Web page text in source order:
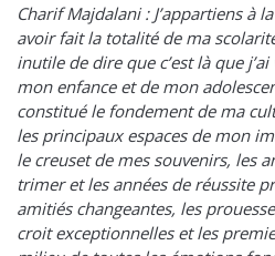
Charif Majdalani : J’appartiens à
avoir fait la totalité de ma
inutile de dire que c’est là que
mon enfance et de mon
constitué le fondement de ma
les principaux espaces de mon
le creuset de mes souvenirs, les
trimer et les années de réussite
amitiés changeantes, les
croit exceptionnelles et les